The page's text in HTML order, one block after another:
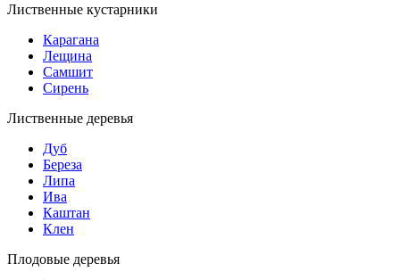
Лиственные кустарники
Карагана
Лещина
Самшит
Сирень
Лиственные деревья
Дуб
Береза
Липа
Ива
Каштан
Клен
Плодовые деревья